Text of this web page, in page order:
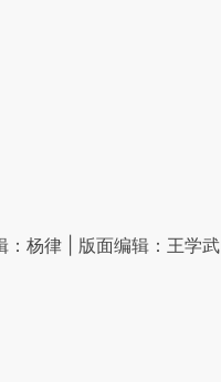
：杨律 | 版面编辑：王学武